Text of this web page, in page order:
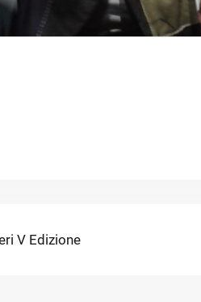
V Edizione